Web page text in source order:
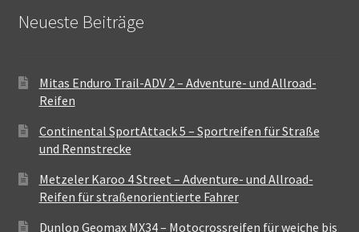
Neueste Beiträge
Mitas Enduro Trail-ADV 2 – Adventure- und Allroad-
Reifen
Continental SportAttack 5 – Sportreifen für Straße
und Rennstrecke
Metzeler Karoo 4 Street – Adventure- und Allroad-
Reifen für straßenorientierte Fahrer
Dunlop Geomax MX34 – Motocrossreifen für weiche bis